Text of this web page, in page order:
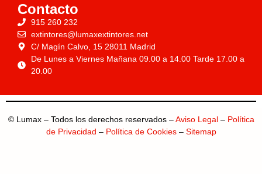
Contacto
915 260 232
extintores@lumaxextintores.net
C/ Magín Calvo, 15 28011 Madrid
De Lunes a Viernes Mañana 09.00 a 14.00 Tarde 17.00 a
20.00
© Lumax – Todos los derechos reservados –Aviso Legal– Política
de Privacidad – Política de Cookies– Sitemap